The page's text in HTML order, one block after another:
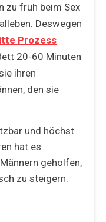
zu früh beim Sex
Deswegen
Prozess
20-60 Minuten
ihren
den sie
und höchst
hat es
geholfen,
zu steigern.